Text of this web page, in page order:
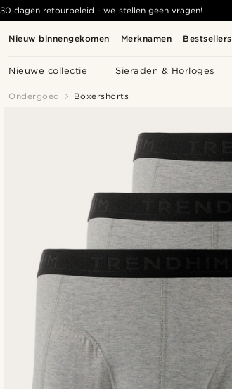
Nieuw binnengekomen Merknamen Bestsellers
Nieuwe collectie Sieraden & Horloges
30 dagen retourbeleid - we stellen geen vragen!
Ondergoed Boxershorts